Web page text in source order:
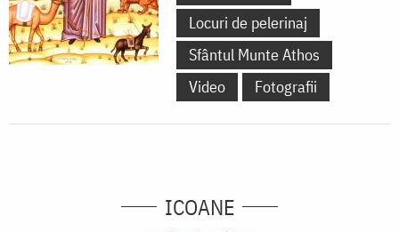
Locuri de pelerinaj
Sfântul Munte Athos
Video
Fotografii
ICOANE